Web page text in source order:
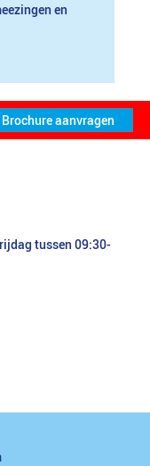
en
tussen 09:30-